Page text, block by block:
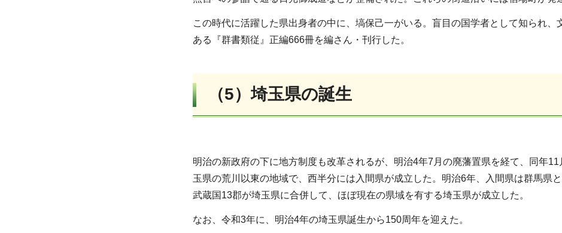
この時代に活躍した県出身者の中に、塙保己一がいる。盲目の国学者として知られ
ある『群書類従』正編666冊を編さん・刊行した。
（5）埼玉県の誕生
明治の新政府の下に地方制度も改革されるが、明治4年7月の廃藩置県を経て、同年
玉県の荒川以東の地域で、西半分には入間県が成立した。明治6年、入間県は群馬県
武蔵国13郡が埼玉県に合併して、ほぼ現在の県域を有する埼玉県が成立した。
なお、令和3年に、明治4年の埼玉県誕生から150周年を迎えた。